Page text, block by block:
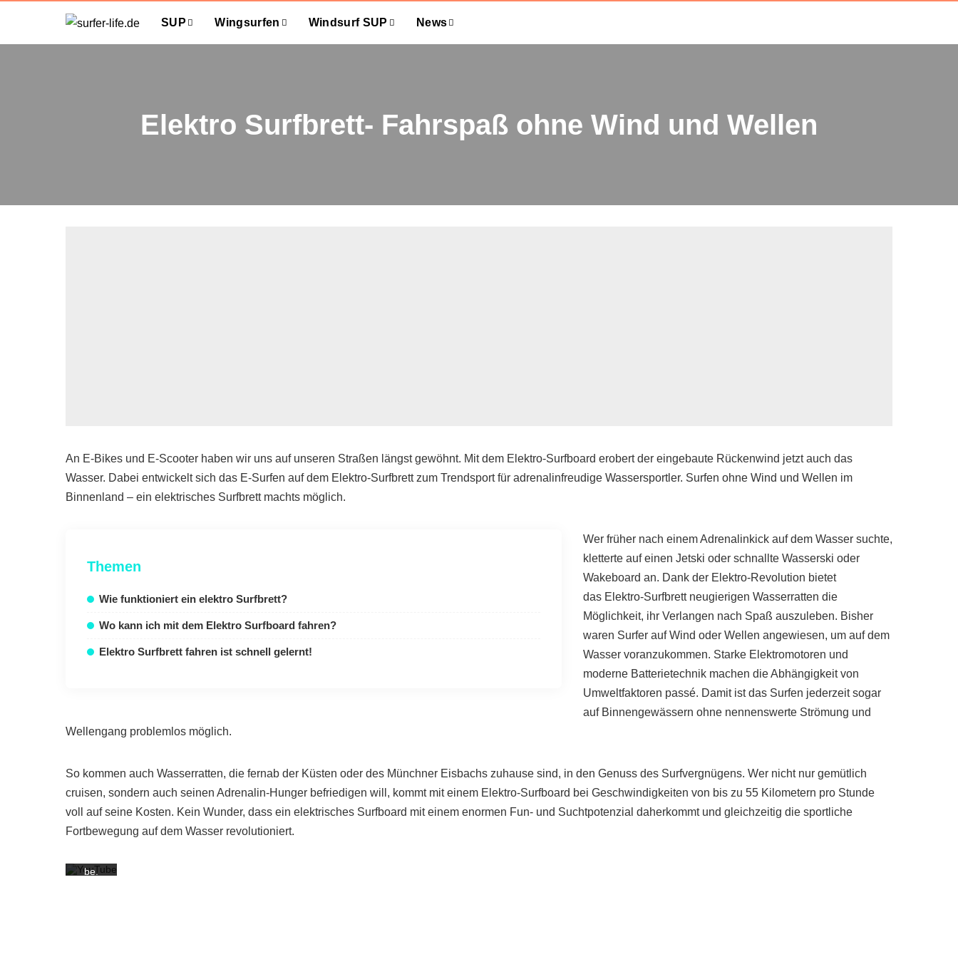
SUP Wingsurfen Windsurf SUP News
Elektro Surfbrett- Fahrspaß ohne Wind und Wellen
An E-Bikes und E-Scooter haben wir uns auf unseren Straßen längst gewöhnt. Mit dem Elektro-Surfboard erobert der eingebaute Rückenwind jetzt auch das
Wasser. Dabei entwickelt sich das E-Surfen auf dem Elektro-Surfbrett zum Trendsport für adrenalinfreudige Wassersportler. Surfen ohne Wind und Wellen im
Binnenland – ein elektrisches Surfbrett machts möglich.
Themen
Wie funktioniert ein elektro Surfbrett?
Wo kann ich mit dem Elektro Surfboard fahren?
Elektro Surfbrett fahren ist schnell gelernt!
Wer früher nach einem Adrenalinkick auf dem Wasser suchte,
kletterte auf einen Jetski oder schnallte Wasserski oder
Wakeboard an. Dank der Elektro-Revolution bietet
das Elektro-Surfbrett neugierigen Wasserratten die
Möglichkeit, ihr Verlangen nach Spaß auszuleben. Bisher
waren Surfer auf Wind oder Wellen angewiesen, um auf dem
Wasser voranzukommen. Starke Elektromotoren und
moderne Batterietechnik machen die Abhängigkeit von
Umweltfaktoren passé. Damit ist das Surfen jederzeit sogar
auf Binnengewässern ohne nennenswerte Strömung und
Wellengang problemlos möglich.
So kommen auch Wasserratten, die fernab der Küsten oder des Münchner Eisbachs zuhause sind, in den Genuss des Surfvergnügens. Wer nicht nur gemütlich
cruisen, sondern auch seinen Adrenalin-Hunger befriedigen will, kommt mit einem Elektro-Surfboard bei Geschwindigkeiten von bis zu 55 Kilometern pro Stunde
voll auf seine Kosten. Kein Wunder, dass ein elektrisches Surfboard mit einem enormen Fun- und Suchtpotenzial daherkommt und gleichzeitig die sportliche
Fortbewegung auf dem Wasser revolutioniert.
dem
Laden
akzept
ieren
Sie die
Daten
erkläru
be.